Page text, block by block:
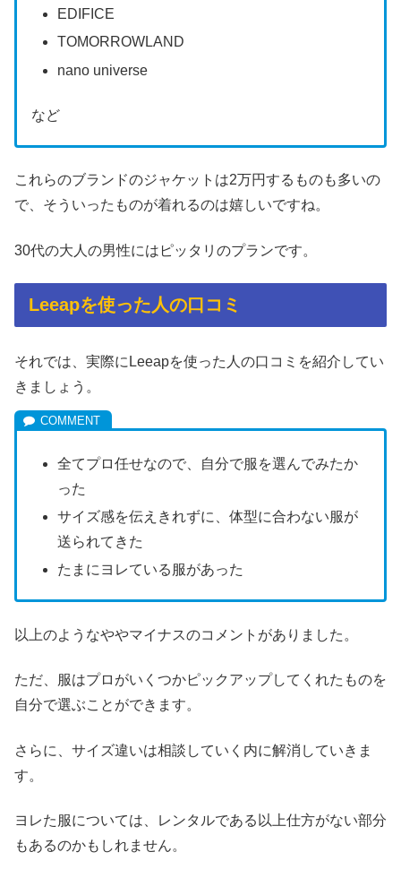
EDIFICE
TOMORROWLAND
nano universe
など
これらのブランドのジャケットは2万円するものも多いの
で、そういったものが着れるのは嬉しいですね。
30代の大人の男性にはピッタリのプランです。
Leeapを使った人の口コミ
それでは、実際にLeeapを使った人の口コミを紹介してい
きましょう。
全てプロ任せなので、自分で服を選んでみたか
った
サイズ感を伝えきれずに、体型に合わない服が
送られてきた
たまにヨレている服があった
以上のようなややマイナスのコメントがありました。
ただ、服はプロがいくつかピックアップしてくれたものを
自分で選ぶことができます。
さらに、サイズ違いは相談していく内に解消していきま
す。
ヨレた服については、レンタルである以上仕方がない部分
もあるのかもしれません。